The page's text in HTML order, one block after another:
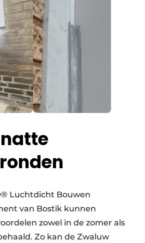
Luchtdicht Bouwen
van Bostik kunnen
zowel in de zomer als
Zo kan de Zwaluw